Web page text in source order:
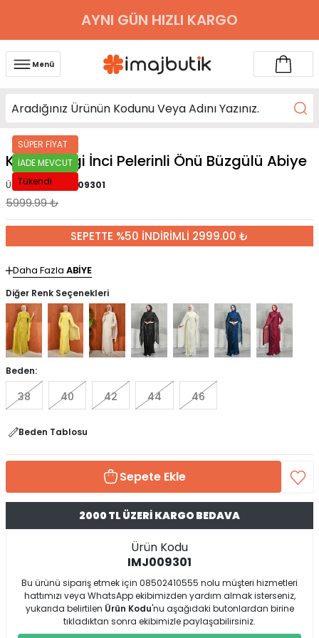
AYNI GÜN HIZLI KARGO
Menü
SÜPER FİYAT
İADE MEVCUT
Tükendi
Kahverengi İnci Pelerinli Önü Büzgülü Abiye
Ürün Kodu : IMJ009301
5999.99₺
SEPETTE %50 İNDİRİMLİ 2999.00 ₺
Daha Fazla ABİYE
Diğer Renk Seçenekleri
Beden:
38 40 42 44 46
Beden Tablosu
Sepete Ekle
2000 TL ÜZERİ KARGO BEDAVA
Ürün Kodu
IMJ009301
Bu ürünü sipariş etmek için 08502410555 nolu müşteri hizmetleri
hattımızı veya WhatsApp ekibimizden yardım almak isterseniz,
yukarıda belirtilen Ürün Kodu'nu aşağıdaki butonlardan birine
tıkladıktan sonra ekibimizle paylaşabilirsiniz.